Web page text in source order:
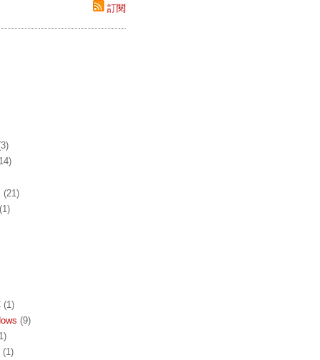
訂閱
(21)
(1)
(1)
(9)
(1)